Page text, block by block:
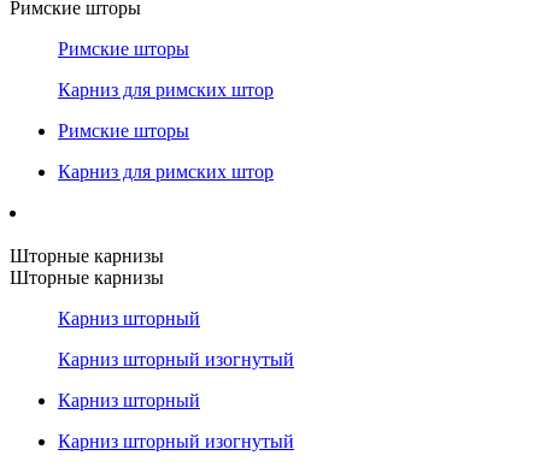
Римские шторы
Римские шторы
Карниз для римских штор
Римские шторы
Карниз для римских штор
Шторные карнизы
Шторные карнизы
Карниз шторный
Карниз шторный изогнутый
Карниз шторный
Карниз шторный изогнутый